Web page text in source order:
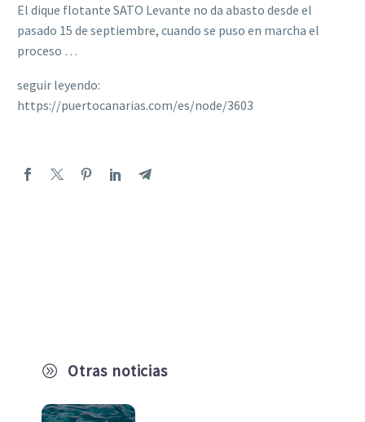
A Otras noticias
El dique flotante SATO Levante no da abasto desde el
pasado 15 de septiembre, cuando se puso en marcha el
proceso …
seguir leyendo:
https://puertocanarias.com/es/node/3603